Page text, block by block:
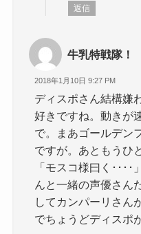
返信
牛乳特戦隊！
2018年1月10日 9:27 PM
ディスポさん結構嫌
好きですね。動きが
で。まあゴールデン
ですが。あともうひ
「モスコ様曰く･･･
んと一緒の声優さん
してカンパーリさん
でちょうどディスポ